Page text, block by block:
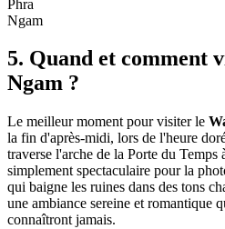
Phra
Ngam
5. Quand et comment
Ngam ?
Le meilleur moment pour visiter le
la fin d'après-midi, lors de l'heure
traverse l'arche de la Porte du Temps
simplement spectaculaire pour la
qui baigne les ruines dans des tons
une ambiance sereine et romantique
connaîtront jamais.